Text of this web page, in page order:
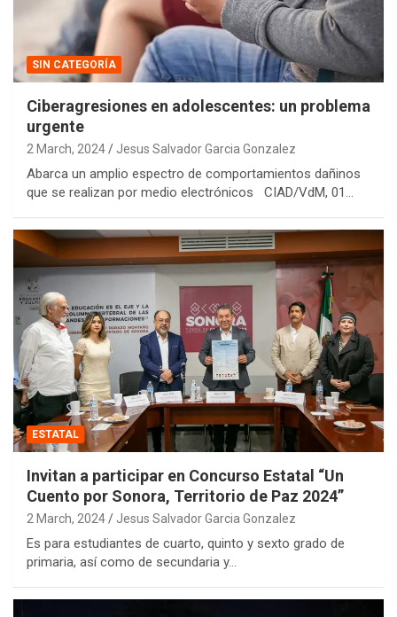
SIN CATEGORÍA
Ciberagresiones en adolescentes: un problema
urgente
2 March, 2024 Jesus Salvador Garcia Gonzalez
Abarca un amplio espectro de comportamientos dañinos
que se realizan por medio electrónicos CIAD/VdM, 01…
ESTATAL
Invitan a participar en Concurso Estatal “Un
Cuento por Sonora, Territorio de Paz 2024”
2 March, 2024 Jesus Salvador Garcia Gonzalez
Es para estudiantes de cuarto, quinto y sexto grado de
primaria, así como de secundaria y…